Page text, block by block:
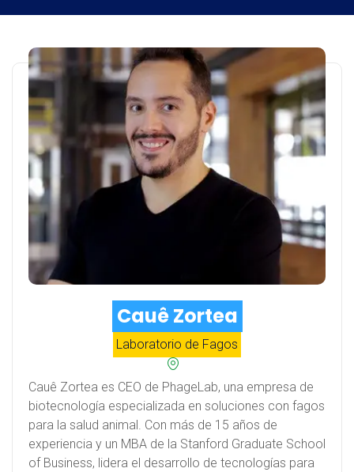
Cauê Zortea
Laboratorio de Fagos
Cauê Zortea es CEO de PhageLab, una empresa de
biotecnología especializada en soluciones con fagos
para la salud animal. Con más de 15 años de
experiencia y un MBA de la Stanford Graduate School
of Business, lidera el desarrollo de tecnologías para